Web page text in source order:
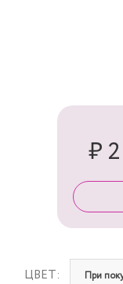
ЦВЕТ: При
₽